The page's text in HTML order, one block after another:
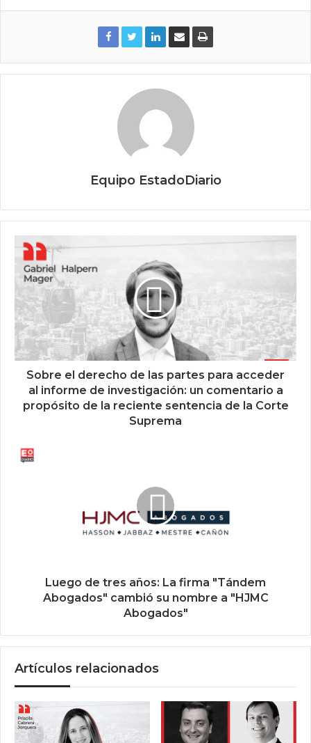
Equipo EstadoDiario
Sobre el derecho de las partes para acceder
al informe de investigación: un comentario a
propósito de la reciente sentencia de la Corte
Suprema
Luego de tres años: La firma "Tándem
Abogados" cambió su nombre a "HJMC
Abogados"
Artículos relacionados